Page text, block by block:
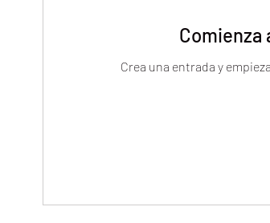
Comienza
Crea una entrada y